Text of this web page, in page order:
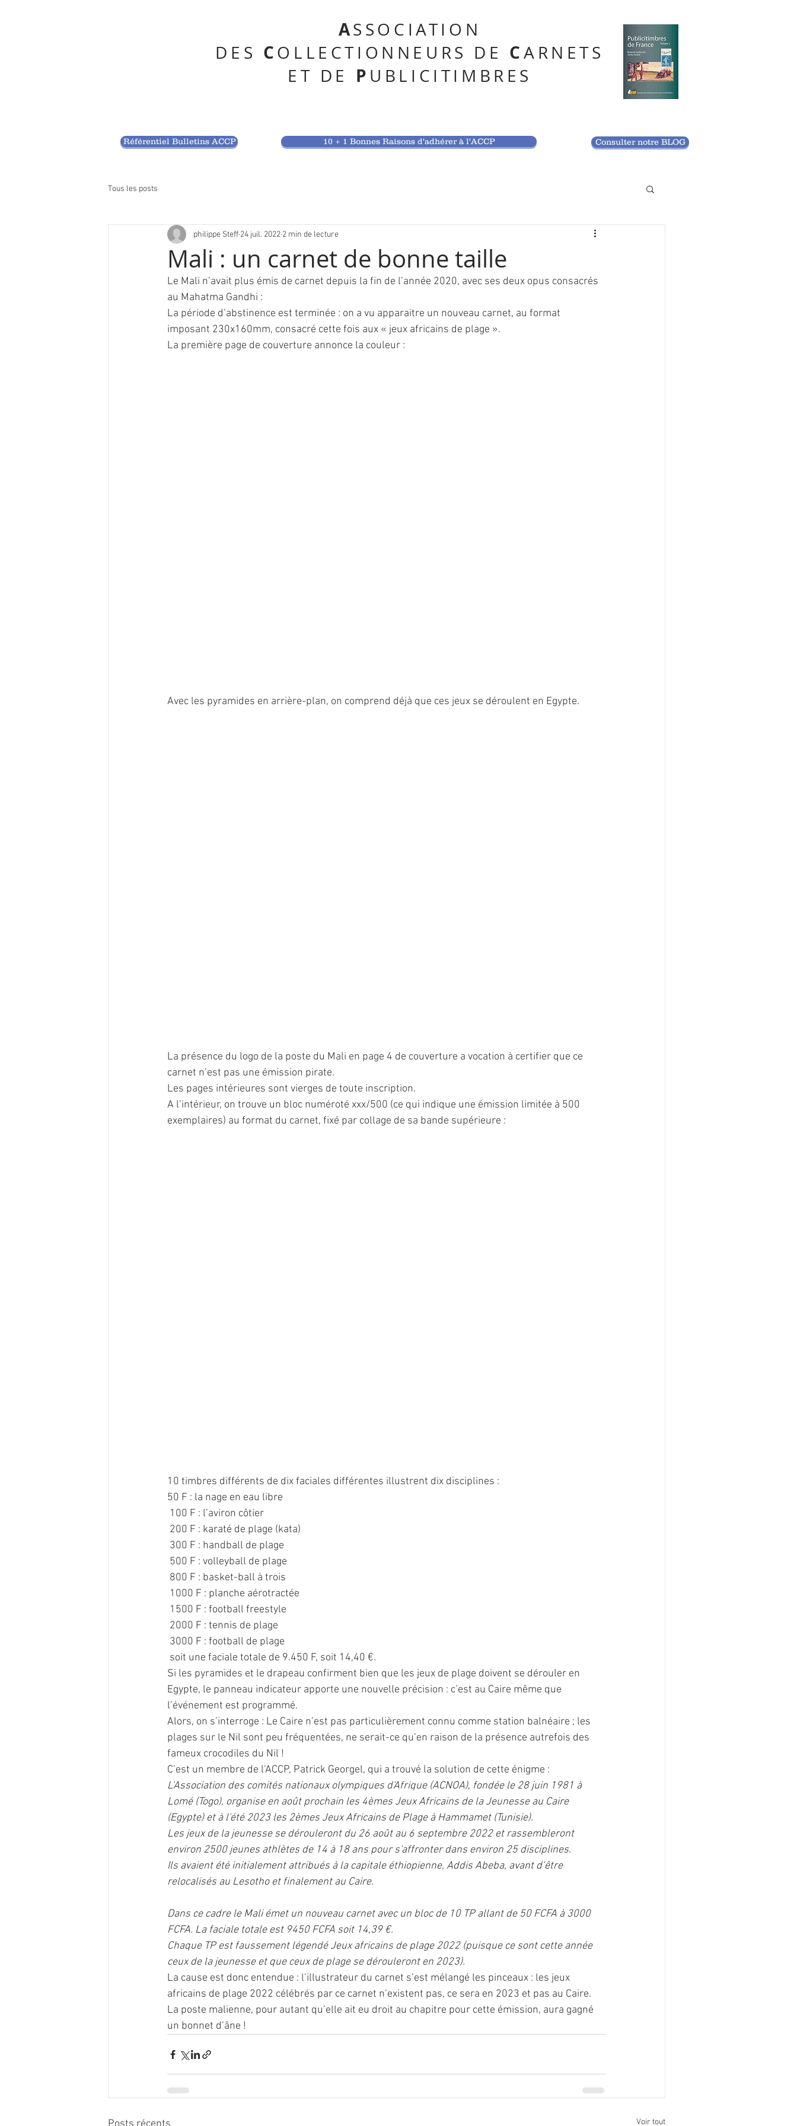
ASSOCIATION
DES COLLECTIONNEURS DE CARNETS
ET DE P UBLICITIMBRES
Référentiel Bulletins ACCP Consulter notre BLOG
Tous les posts
Mali : un carnet de bonne taille
philippe Steff 24 juil. 2022 2 min de lecture
Le Mali n’avait plus émis de carnet depuis la fin de l’année 2020, avec ses deux opus consacrés
au Mahatma Gandhi :
La période d’abstinence est terminée : on a vu apparaitre un nouveau carnet, au format
imposant 230x160mm, consacré cette fois aux « jeux africains de plage ».
La première page de couverture annonce la couleur :
Avec les pyramides en arrière-plan, on comprend déjà que ces jeux se déroulent en Egypte.
La présence du logo de la poste du Mali en page 4 de couverture a vocation à certifier que ce
carnet n’est pas une émission pirate.
Les pages intérieures sont vierges de toute inscription.
A l’intérieur, on trouve un bloc numéroté xxx/500 (ce qui indique une émission limitée à 500
exemplaires) au format du carnet, fixé par collage de sa bande supérieure :
10 timbres différents de dix faciales différentes illustrent dix disciplines :
50 F : la nage en eau libre
100 F : l’aviron côtier
200 F : karaté de plage (kata)
300 F : handball de plage
500 F : volleyball de plage
800 F : basket-ball à trois
1000 F : planche aérotractée
1500 F : football freestyle
2000 F : tennis de plage
3000 F : football de plage
soit une faciale totale de 9.450 F, soit 14,40 €.
Si les pyramides et le drapeau confirment bien que les jeux de plage doivent se dérouler en
Egypte, le panneau indicateur apporte une nouvelle précision : c’est au Caire même que
l’événement est programmé.
Alors, on s’interroge : Le Caire n’est pas particulièrement connu comme station balnéaire ; les
plages sur le Nil sont peu fréquentées, ne serait-ce qu’en raison de la présence autrefois des
fameux crocodiles du Nil !
C’est un membre de l’ACCP, Patrick Georgel, qui a trouvé la solution de cette énigme :
L'Association des comités nationaux olympiques d'Afrique (ACNOA), fondée le 28 juin 1981 à
Lomé (Togo), organise en août prochain les 4èmes Jeux Africains de la Jeunesse au Caire
(Egypte) et à l'été 2023 les 2èmes Jeux Africains de Plage à Hammamet (Tunisie).
Les jeux de la jeunesse se dérouleront du 26 août au 6 septembre 2022 et rassembleront
environ 2500 jeunes athlètes de 14 à 18 ans pour s'affronter dans environ 25 disciplines.
Ils avaient été initialement attribués à la capitale éthiopienne, Addis Abeba, avant d’être
relocalisés au Lesotho et finalement au Caire.
Dans ce cadre le Mali émet un nouveau carnet avec un bloc de 10 TP allant de 50 FCFA à 3000
FCFA. La faciale totale est 9450 FCFA soit 14,39 €.
Chaque TP est faussement légendé Jeux africains de plage 2022 (puisque ce sont cette année
ceux de la jeunesse et que ceux de plage se dérouleront en 2023).
La cause est donc entendue : l’illustrateur du carnet s’est mélangé les pinceaux : les jeux
africains de plage 2022 célébrés par ce carnet n’existent pas, ce sera en 2023 et pas au Caire.
La poste malienne, pour autant qu’elle ait eu droit au chapitre pour cette émission, aura gagné
un bonnet d’âne !
Voir tout
10 + 1 Bonnes Raisons d'adhérer à l'ACCP